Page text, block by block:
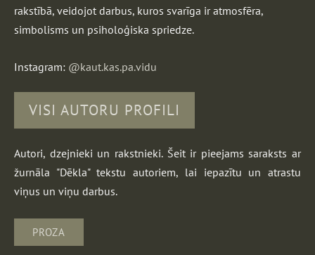
VISI AUTORU PROFILI
Autori, dzejnieki un rakstnieki. Šeit ir pieejams saraksts ar
žurnāla "Dēkla" tekstu autoriem, lai iepazītu un atrastu
viņus un viņu darbus.
PROZA
rakstībā, veidojot darbus, kuros svarīga ir atmosfēra,
simbolisms un psiholoģiska spriedze.
Instagram: @kaut.kas.pa.vidu